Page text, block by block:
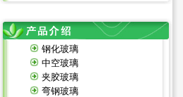
钢化玻璃
中空玻璃
夹胶玻璃
弯钢玻璃